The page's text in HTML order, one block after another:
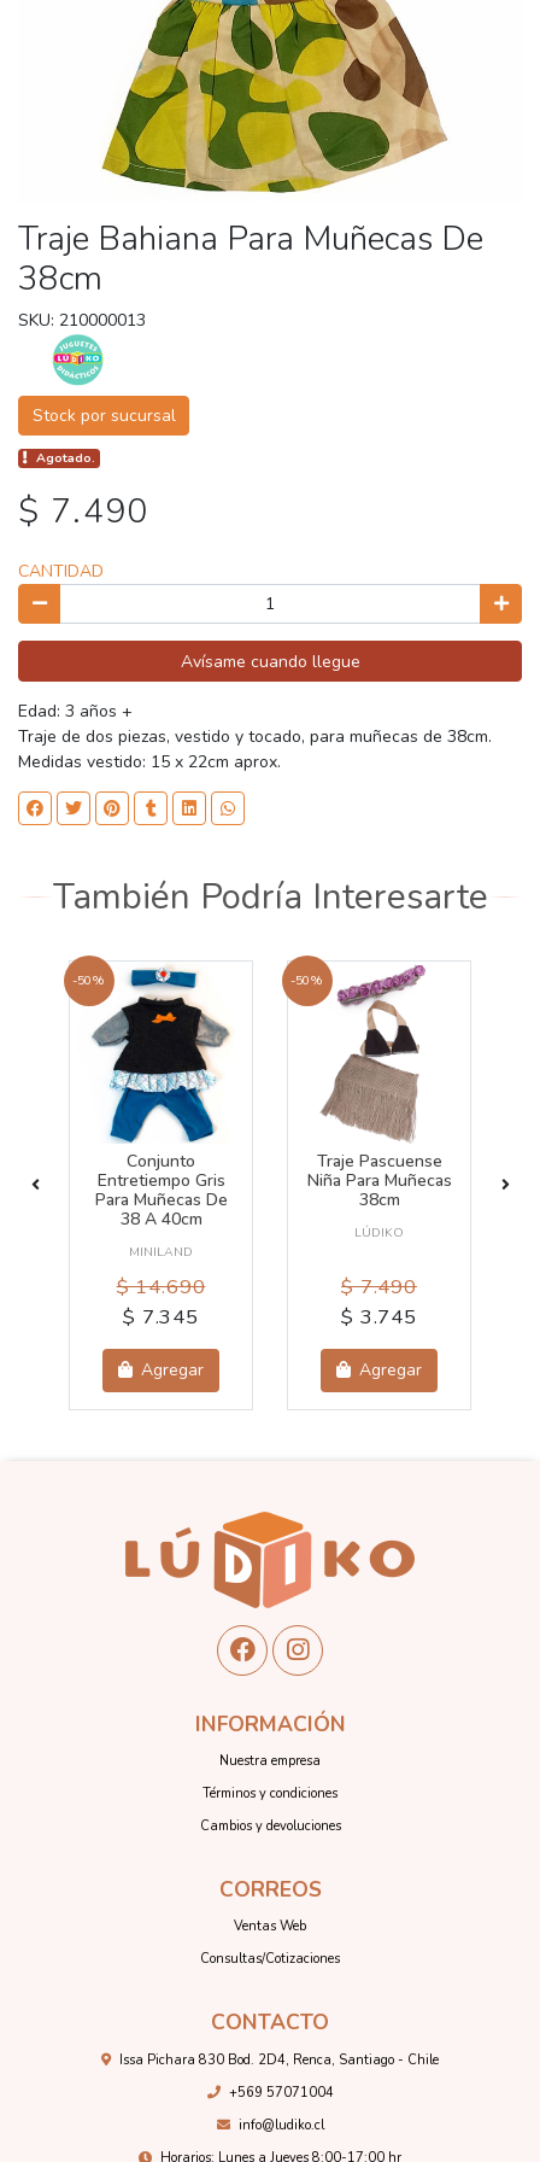
Traje Bahiana Para Muñecas De
38cm
SKU: 210000013
Stock por sucursal
Agotado.
$ 7.490
CANTIDAD
Avísame cuando llegue
Edad: 3 años +
Traje de dos piezas, vestido y tocado, para muñecas de 38cm.
Medidas vestido: 15 x 22cm aprox.
También Podría Interesarte
-50%
Conjunto
Entretiempo Gris
Para Muñecas De
38 A 40cm
MINILAND
$ 14.690
$ 7.345
Agregar
-50%
Traje Pascuense
Niña Para Muñecas
38cm
LÚDIKO
$ 7.490
$ 3.745
Agregar
INFORMACIÓN
Nuestra empresa
Términos y condiciones
Cambios y devoluciones
CORREOS
Ventas Web
Consultas/Cotizaciones
CONTACTO
Issa Pichara 830 Bod. 2D4, Renca, Santiago - Chile
+569 57071004
info@ludiko.cl